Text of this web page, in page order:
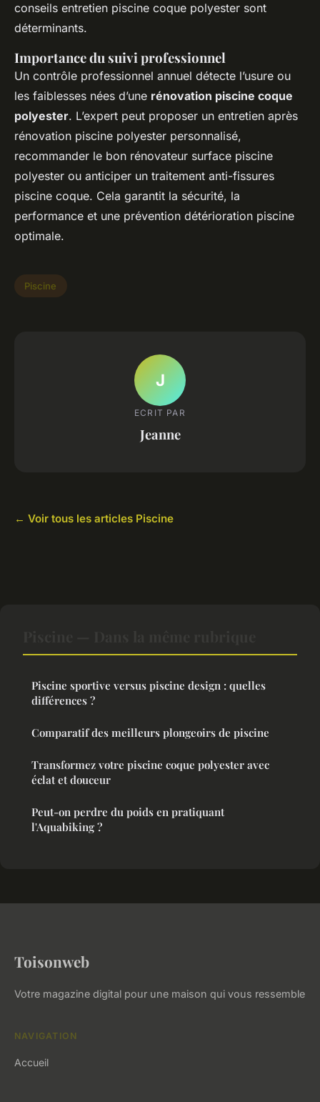
conseils entretien piscine coque polyester sont
déterminants.
Importance du suivi professionnel
Un contrôle professionnel annuel détecte l’usure ou
les faiblesses nées d’une rénovation piscine coque
polyester. L’expert peut proposer un entretien après
rénovation piscine polyester personnalisé,
recommander le bon rénovateur surface piscine
polyester ou anticiper un traitement anti-fissures
piscine coque. Cela garantit la sécurité, la
performance et une prévention détérioration piscine
optimale.
Piscine
J
ECRIT PAR
Jeanne
← Voir tous les articles Piscine
Piscine sportive versus piscine design : quelles
différences ?
Comparatif des meilleurs plongeoirs de piscine
Transformez votre piscine coque polyester avec
éclat et douceur
Peut-on perdre du poids en pratiquant
l'Aquabiking ?
Toisonweb
Votre magazine digital pour une maison qui vous ressemble
NAVIGATION
Accueil